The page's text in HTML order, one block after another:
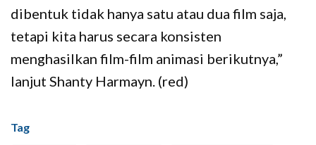
dibentuk tidak hanya satu atau dua film saja,
tetapi kita harus secara konsisten
menghasilkan film-film animasi berikutnya,”
lanjut Shanty Harmayn. (red)
Tag